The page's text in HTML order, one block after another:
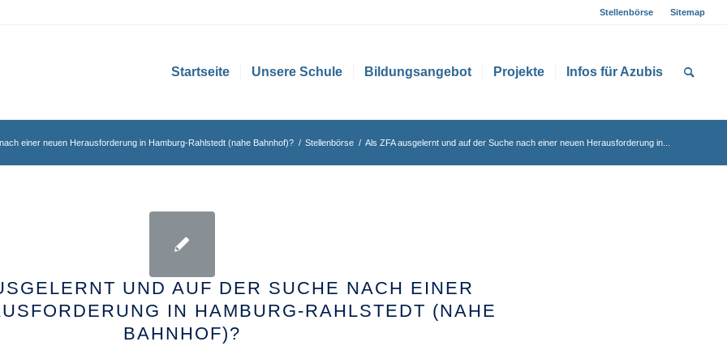
Stellenbörse Sitemap
Startseite Unsere Schule Bildungsangebot Projekte Infos für Azubis
einer neuen Herausforderung in Hamburg-Rahlstedt (nahe Bahnhof)? / Stellenbörse / Als ZFA ausgelernt und auf der Suche nach einer neuen Herausforderung in...
UND AUF DER SUCHE NACH EINER
IN HAMBURG-RAHLSTEDT (NAHE
BAHNHOF)?